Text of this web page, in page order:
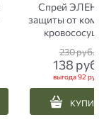
Спрей ЭЛЕН
защиты от
230 руб.
138
выгода92